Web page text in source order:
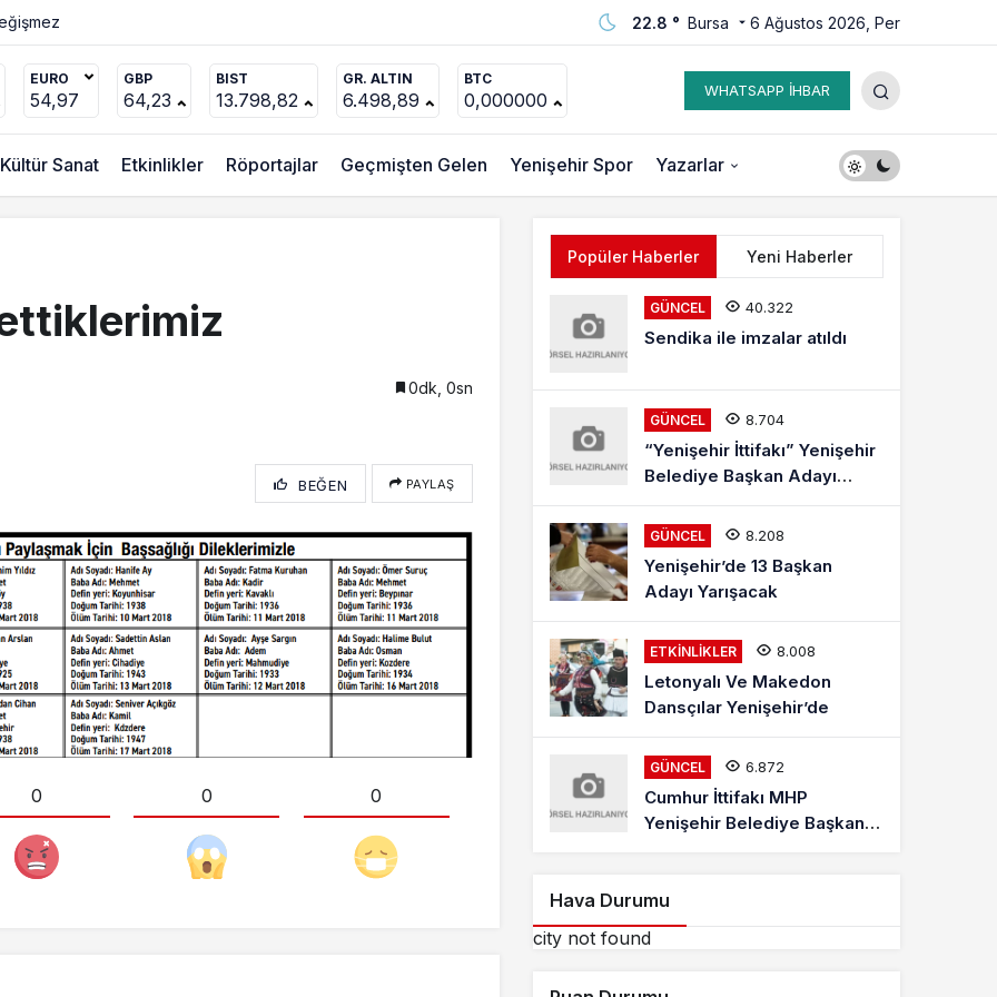
22.8 ° Bursa 6 Ağustos 2026, Per
EURO
54,97
GBP
64,23
BIST
13.798,82
GR. ALTIN
6.498,89
BTC
0,000000 WHATSAPP İHBAR
Kültür Sanat Etkinlikler Röportajlar Geçmişten Gelen Yenişehir Spor Yazarlar
0dk, 0sn
BEĞEN PAYLAŞ
0 0 0
Popüler Haberler Yeni Haberler
GÜNCEL 40.322
Sendika ile imzalar atıldı
GÜNCEL 8.704
“Yenişehir İttifakı” Yenişehir
Belediye Başkan Adayı
Mehmet Kaya Röportajı
GÜNCEL 8.208
Yenişehir’de 13 Başkan
Adayı Yarışacak
ETKINLIKLER 8.008
Letonyalı Ve Makedon
Dansçılar Yenişehir’de
GÜNCEL 6.872
Cumhur İttifakı MHP
Yenişehir Belediye Başkan
Hava Durumu
city not found